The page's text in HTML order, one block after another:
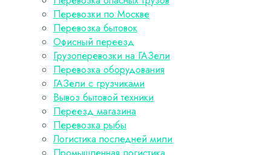
Перевозки по Москве
Перевозка бытовок
Офисный переезд
Грузоперевозки на ГАЗели
Перевозка оборудования
ГАЗели с грузчиками
Вывоз бытовой техники
Переезд магазина
Перевозка рыбы
Логистика последней мили